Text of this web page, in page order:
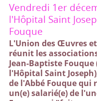
Vendredi 1er
l'Hôpital Saint
Fouque
L'Union des Œuvres
réunit les
Jean-Baptiste
l'Hôpital Saint
de l'Abbé Fouque qui
un(e) salarié(e) de